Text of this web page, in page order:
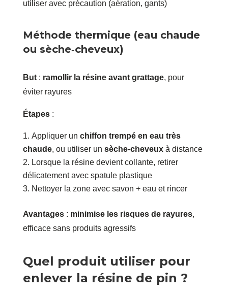
utiliser avec précaution (aération, gants)
Méthode thermique (eau chaude
ou sèche‑cheveux)
But: ramollir la résine avant grattage, pour
éviter rayures
Étapes:
Appliquer un chiffon trempé en eau très
chaude, ou utiliser un sèche‑cheveuxà distance
Lorsque la résine devient collante, retirer
délicatement avec spatule plastique
Nettoyer la zone avec savon + eau et rincer
Avantages: minimise les risques de rayures,
efficace sans produits agressifs
Quel produit utiliser pour
enlever la résine de pin ?